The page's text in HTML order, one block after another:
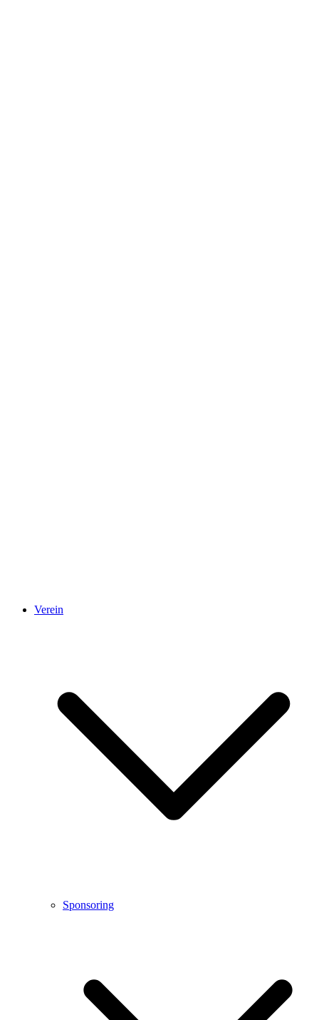
Verein
Sponsoring